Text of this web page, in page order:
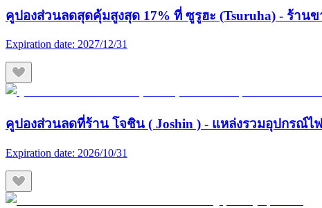
คูปองส่วนลดสุดคุ้มสูงสุด 17% ที่ ซูรูฮะ (Tsuruha) - ร้า
Expiration date: 2027/12/31
คูปองส่วนลดที่ร้าน โจชิน ( Joshin ) - แหล่งรวมอุปกรณ์
Expiration date: 2026/10/31